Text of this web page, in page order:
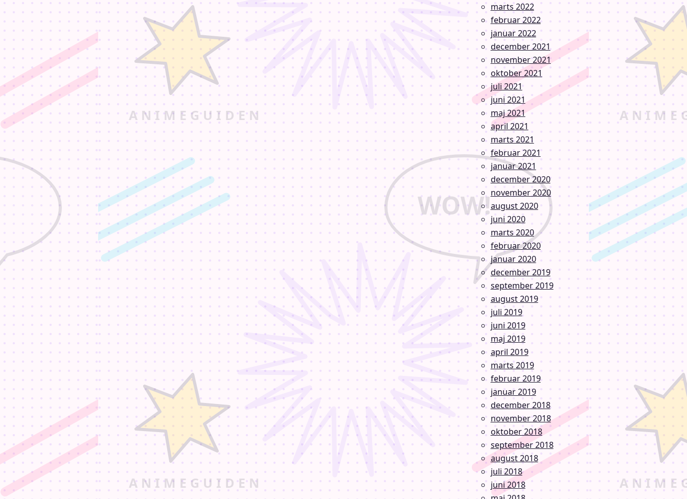
marts 2022
februar 2022
januar 2022
december 2021
november 2021
oktober 2021
juli 2021
juni 2021
maj 2021
april 2021
marts 2021
februar 2021
januar 2021
december 2020
november 2020
august 2020
juni 2020
marts 2020
februar 2020
januar 2020
december 2019
september 2019
august 2019
juli 2019
juni 2019
maj 2019
april 2019
marts 2019
februar 2019
januar 2019
december 2018
november 2018
oktober 2018
september 2018
august 2018
juli 2018
juni 2018